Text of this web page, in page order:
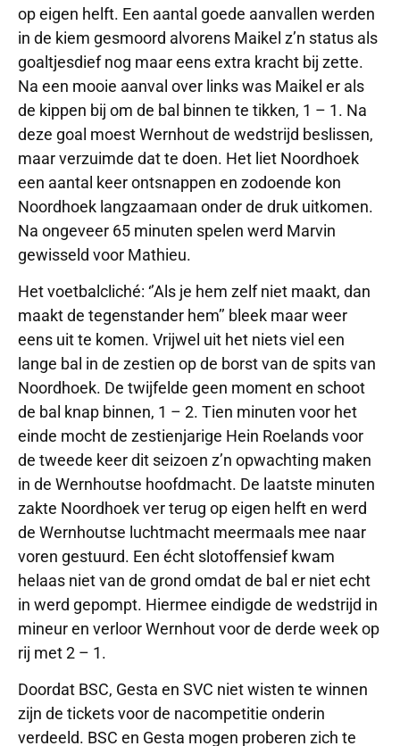
op eigen helft. Een aantal goede aanvallen werden
in de kiem gesmoord alvorens Maikel z’n status als
goaltjesdief nog maar eens extra kracht bij zette.
Na een mooie aanval over links was Maikel er als
de kippen bij om de bal binnen te tikken, 1 – 1. Na
deze goal moest Wernhout de wedstrijd beslissen,
maar verzuimde dat te doen. Het liet Noordhoek
een aantal keer ontsnappen en zodoende kon
Noordhoek langzaamaan onder de druk uitkomen.
Na ongeveer 65 minuten spelen werd Marvin
gewisseld voor Mathieu.
Het voetbalcliché: ‘’Als je hem zelf niet maakt, dan
maakt de tegenstander hem’’ bleek maar weer
eens uit te komen. Vrijwel uit het niets viel een
lange bal in de zestien op de borst van de spits van
Noordhoek. De twijfelde geen moment en schoot
de bal knap binnen, 1 – 2. Tien minuten voor het
einde mocht de zestienjarige Hein Roelands voor
de tweede keer dit seizoen z’n opwachting maken
in de Wernhoutse hoofdmacht. De laatste minuten
zakte Noordhoek ver terug op eigen helft en werd
de Wernhoutse luchtmacht meermaals mee naar
voren gestuurd. Een écht slotoffensief kwam
helaas niet van de grond omdat de bal er niet echt
in werd gepompt. Hiermee eindigde de wedstrijd in
mineur en verloor Wernhout voor de derde week op
rij met 2 – 1.
Doordat BSC, Gesta en SVC niet wisten te winnen
zijn de tickets voor de nacompetitie onderin
verdeeld. BSC en Gesta mogen proberen zich te